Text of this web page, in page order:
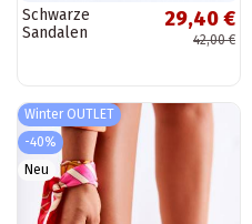
Schwarze
Sandalen
29,40 €
42,00 €
Winter OUTLET
-40%
Neu